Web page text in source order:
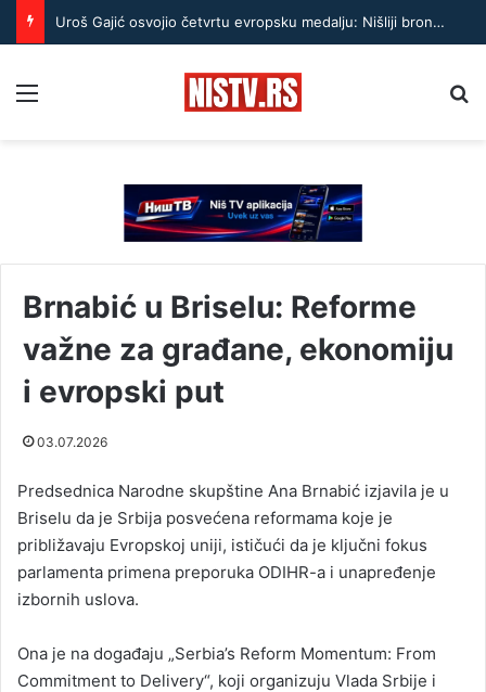
Uroš Gajić osvojio četvrtu evropsku medalju: Nišliji bronza u Vroclavu
Brnabić u Briselu: Reforme
važne za građane, ekonomiju
i evropski put
03.07.2026
Predsednica Narodne skupštine Ana Brnabić izjavila je u
Briselu da je Srbija posvećena reformama koje je
približavaju Evropskoj uniji, ističući da je ključni fokus
parlamenta primena preporuka ODIHR-a i unapređenje
izbornih uslova.
Ona je na događaju „Serbia’s Reform Momentum: From
Commitment to Delivery“, koji organizuju Vlada Srbije i